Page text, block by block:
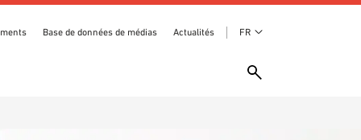
Base de données de médias Actualités FR